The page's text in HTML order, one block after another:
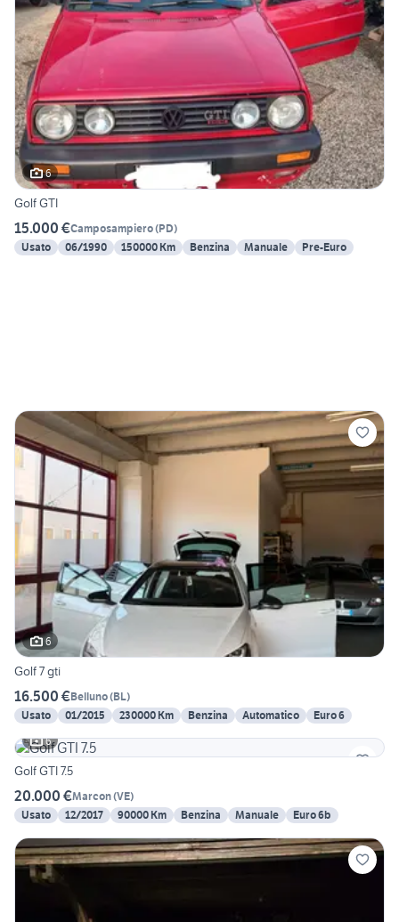
6
Golf GTI
15.000 €Camposampiero(PD)
Usato
06/1990 150000 Km Benzina Manuale Pre-Euro
6
Golf 7 gti
16.500 €Belluno(BL)
Usato
01/2015 230000 Km Benzina Automatico
Euro 6
6
Golf GTI 7.5
20.000 €Marcon(VE)
Usato
12/2017 90000 Km Benzina Manuale Euro 6b